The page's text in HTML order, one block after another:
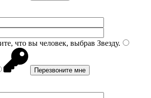
что вы человек, выбрав Звезду.